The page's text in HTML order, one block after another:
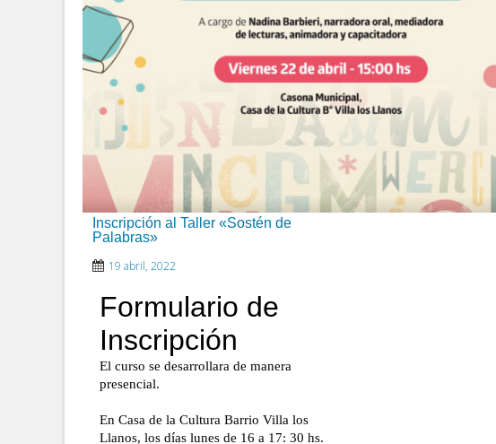
Inscripción al Taller «Sostén de
Palabras»
19 abril, 2022